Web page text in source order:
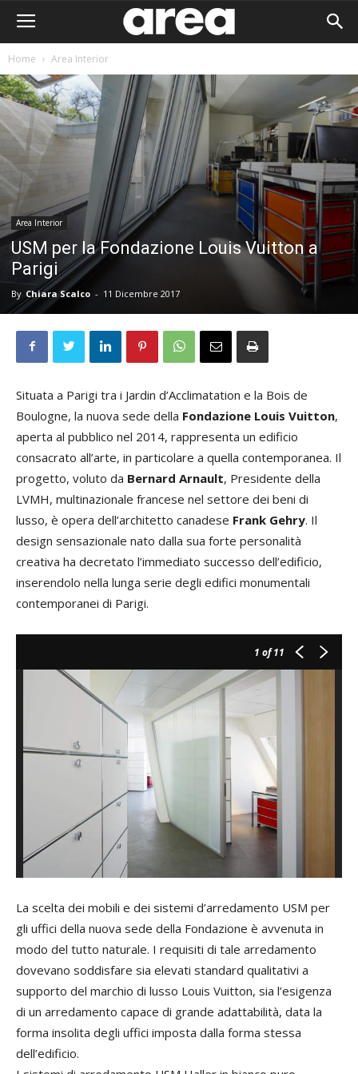
Home Area Interior
Area Interior
USM per la Fondazione Louis Vuitton a
Parigi
By Chiara Scalco - 11 Dicembre 2017
Situata a Parigi tra i Jardin d’Acclimatation e la Bois de
Boulogne, la nuova sede della Fondazione Louis Vuitton,
aperta al pubblico nel 2014, rappresenta un edificio
consacrato all’arte, in particolare a quella contemporanea. Il
progetto, voluto da Bernard Arnault, Presidente della
LVMH, multinazionale francese nel settore dei beni di
lusso, è opera dell’architetto canadese Frank Gehry. Il
design sensazionale nato dalla sua forte personalità
creativa ha decretato l’immediato successo dell’edificio,
inserendolo nella lunga serie degli edifici monumentali
contemporanei di Parigi.
1 of 11
La scelta dei mobili e dei sistemi d’arredamento USM per
gli uffici della nuova sede della Fondazione è avvenuta in
modo del tutto naturale. I requisiti di tale arredamento
dovevano soddisfare sia elevati standard qualitativi a
supporto del marchio di lusso Louis Vuitton, sia l’esigenza
di un arredamento capace di grande adattabilità, data la
forma insolita degli uffici imposta dalla forma stessa
dell’edificio.